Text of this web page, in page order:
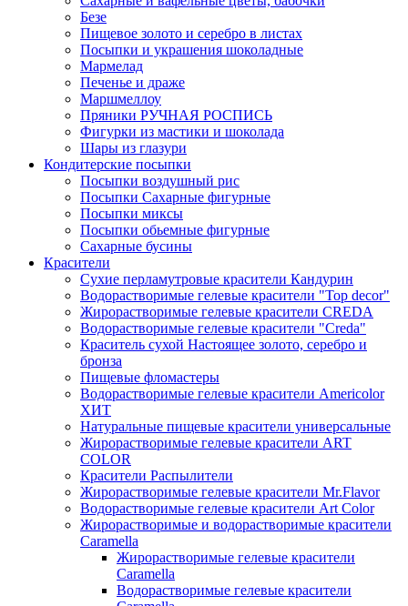
Безе
Пищевое золото и серебро в листах
Посыпки и украшения шоколадные
Мармелад
Печенье и драже
Маршмеллоу
Пряники РУЧНАЯ РОСПИСЬ
Фигурки из мастики и шоколада
Шары из глазури
Кондитерские посыпки
Посыпки воздушный рис
Посыпки Сахарные фигурные
Посыпки миксы
Посыпки обьемные фигурные
Сахарные бусины
Красители
Сухие перламутровые красители Кандурин
Водорастворимые гелевые красители "Top decor"
Жирорастворимые гелевые красители CREDA
Водорастворимые гелевые красители "Creda"
Краситель сухой Настоящее золото, серебро и
бронза
Пищевые фломастеры
Водорастворимые гелевые красители Americolor
ХИТ
Натуральные пищевые красители универсальные
Жирорастворимые гелевые красители ART
COLOR
Красители Распылители
Жирорастворимые гелевые красители Mr.Flavor
Водорастворимые гелевые красители Art Color
Жирорастворимые и водорастворимые красители
Caramella
Жирорастворимые гелевые красители
Caramella
Водорастворимые гелевые красители